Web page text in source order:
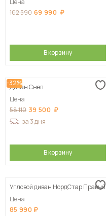
Цена
102 590 69 990
В корзину
-32%
Диван Снеп
Цена
58 110 39 500
за 3 дня
В корзину
Угловой диван НордСтар Правый
Цена
85 990